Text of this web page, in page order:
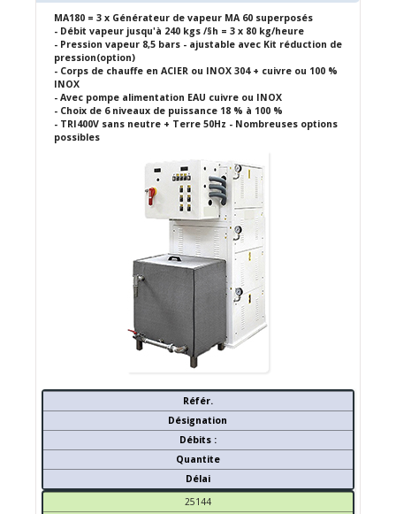
MA180 = 3 x Générateur de vapeur MA 60 superposés
- Débit vapeur jusqu'à 240 kgs /§h = 3 x 80 kg/heure
- Pression vapeur 8,5 bars - ajustable avec Kit réduction de
pression(option)
- Corps de chauffe en ACIER ou INOX 304 + cuivre ou 100 %
INOX
- Avec pompe alimentation EAU cuivre ou INOX
- Choix de 6 niveaux de puissance 18 % à 100 %
- TRI400V sans neutre + Terre 50Hz - Nombreuses options
possibles
Référ.
Désignation
Débits :
Quantite
Délai
25144